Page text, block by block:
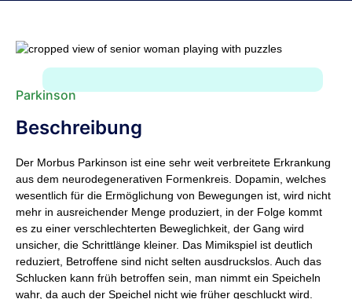
Parkinson
Beschreibung
Der Morbus Parkinson ist eine sehr weit verbreitete Erkrankung
aus dem neurodegenerativen Formenkreis. Dopamin, welches
wesentlich für die Ermöglichung von Bewegungen ist, wird nicht
mehr in ausreichender Menge produziert, in der Folge kommt
es zu einer verschlechterten Beweglichkeit, der Gang wird
unsicher, die Schrittlänge kleiner. Das Mimikspiel ist deutlich
reduziert, Betroffene sind nicht selten ausdruckslos. Auch das
Schlucken kann früh betroffen sein, man nimmt ein Speicheln
wahr, da auch der Speichel nicht wie früher geschluckt wird.